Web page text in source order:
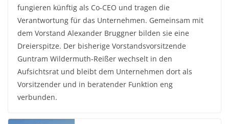
fungieren künftig als Co-CEO und tragen die
Verantwortung für das Unternehmen. Gemeinsam mit
dem Vorstand Alexander Bruggner bilden sie eine
Dreierspitze. Der bisherige Vorstandsvorsitzende
Guntram Wildermuth-Reißer wechselt in den
Aufsichtsrat und bleibt dem Unternehmen dort als
Vorsitzender und in beratender Funktion eng
verbunden.